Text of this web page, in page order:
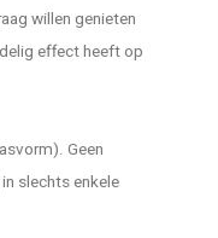
willen genieten
effect heeft op
Geen
slechts enkele